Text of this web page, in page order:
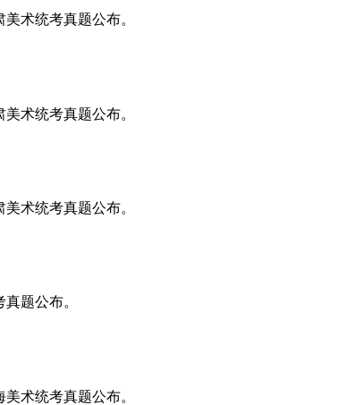
术统考真题公布。
术统考真题公布。
术统考真题公布。
题公布。
术统考真题公布。